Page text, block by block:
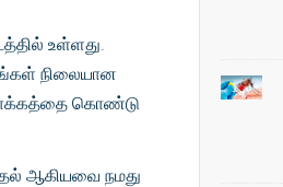
உள்ளது.
நிலையான
கொண்டு
ஆகியவை நமது